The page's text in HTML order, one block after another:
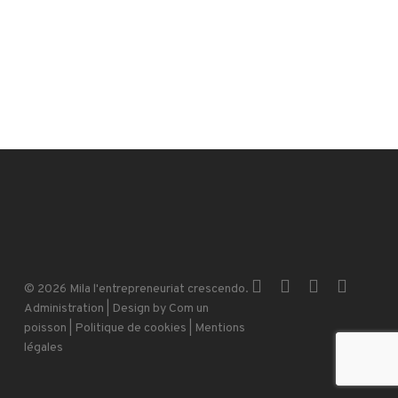
© 2026 Mila l'entrepreneuriat crescendo.
Administration | Design by Com un
poisson
Politique de cookies
Mentions
légales
x-
facebookinstagram
email